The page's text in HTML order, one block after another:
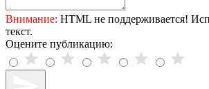
Внимание: HTML не поддерживается!
текст.
Оцените публикацию: